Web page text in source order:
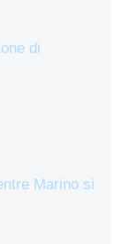
di
Marino si